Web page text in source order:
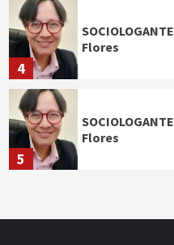
4
Flores
5
Flores